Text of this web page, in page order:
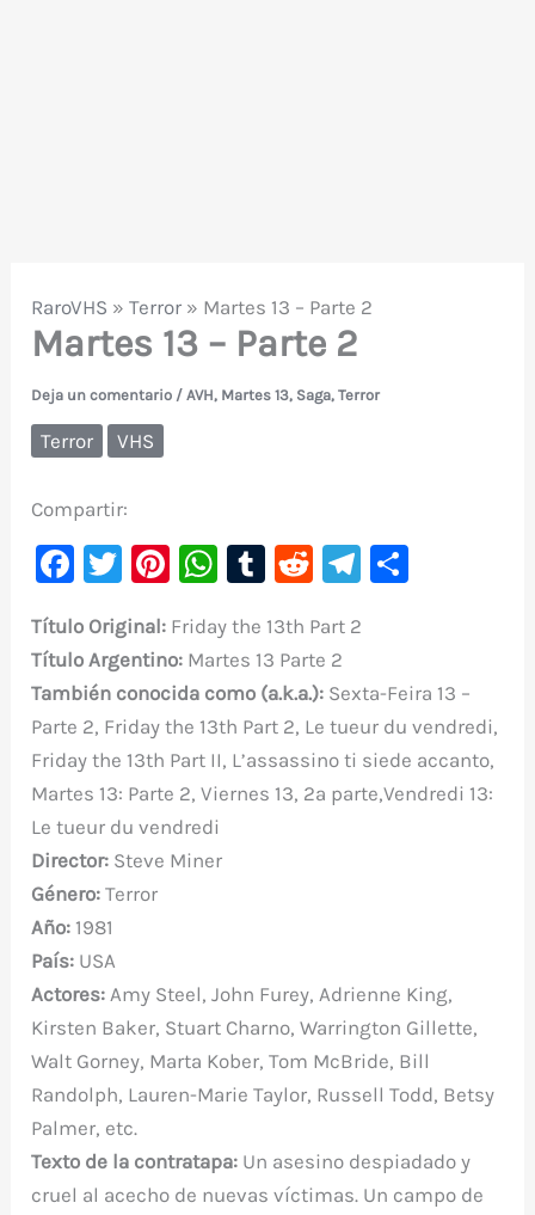
RaroVHS »Terror » Martes 13 – Parte 2
Martes 13 – Parte 2
Deja un comentario /AVH, Martes 13, Saga,Terror
Terror VHS
Compartir:
F
c
e
b
o
o
k
T
it
te
r
Pi
er
e
st
W
at
s
A
p
p
T
m
bl
r
R
d
di
t
Te
a
m
p
ar
ti
r
Título Original: Friday the 13th Part 2
TítuloArgentino: Martes 13 Parte 2
También conocida como (a.k.a.): Sexta-Feira 13 –
Parte 2, Friday the 13th Part 2, Le tueur du vendredi,
Friday the 13th Part II, L’assassino ti siede accanto,
Martes 13: Parte 2, Viernes 13, 2ª parte,Vendredi 13:
Le tueur du vendredi
Director: Steve Miner
Género: Terror
Año: 1981
País: USA
Actores: Amy Steel, John Furey, Adrienne King,
Kirsten Baker, Stuart Charno, Warrington Gillette,
Walt Gorney, Marta Kober, Tom McBride, Bill
Randolph, Lauren-Marie Taylor, Russell Todd, Betsy
Palmer, etc.
Texto de la contratapa: Un asesino despiadado y
cruel al acecho de nuevas víctimas. Un campo de